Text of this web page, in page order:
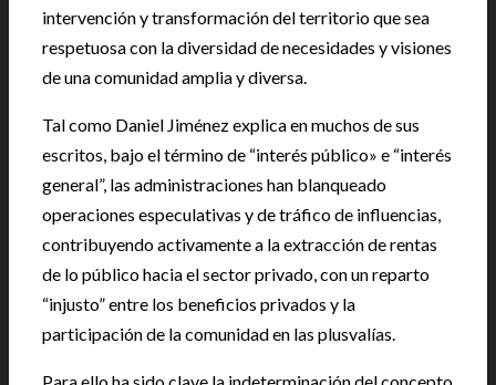
intervención y transformación del territorio que sea
respetuosa con la diversidad de necesidades y visiones
de una comunidad amplia y diversa.
Tal como Daniel Jiménez explica en muchos de sus
escritos, bajo el término de “interés público» e “interés
general”, las administraciones han blanqueado
operaciones especulativas y de tráfico de influencias,
contribuyendo activamente a la extracción de rentas
de lo público hacia el sector privado, con un reparto
“injusto” entre los beneficios privados y la
participación de la comunidad en las plusvalías.